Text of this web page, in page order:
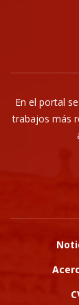
En el portal
trabajos más